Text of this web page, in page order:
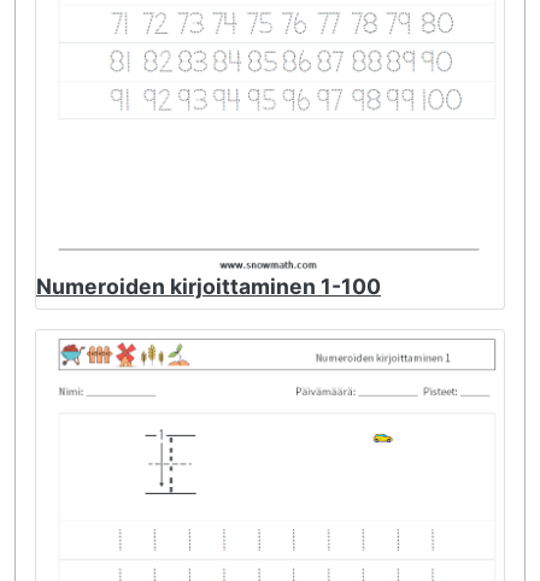
Numeroiden kirjoittaminen 1-100